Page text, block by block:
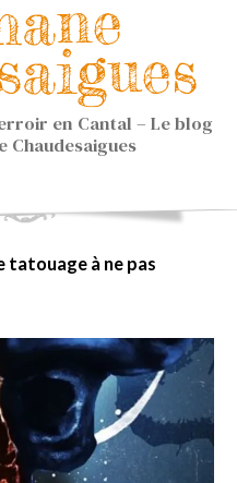
en Cantal – Le blog
Chaudesaigues
tatouage à ne pas